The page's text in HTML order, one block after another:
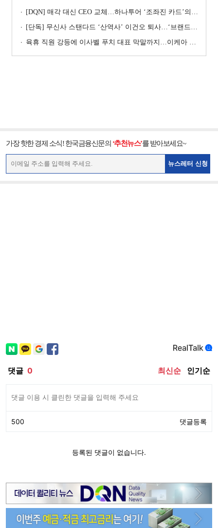
[DQN] 매각 대신 CEO 교체…하나투어 ‘조좌진 카드’의 속내 [Z-스코어 기업가치 바로보기]
[단독] 무신사 스탠다드 ‘산역사’ 이건오 퇴사…‘브랜드 정체성’ 전환점 맞나
육휴 직원 강등에 이사벨 푸치 대표 막말까지…이케아 코리아“사실과 달라”
가장 핫한 경제 소식! 한국금융신문의 ‘추천뉴스’를 받아보세요~
뉴스레터 신청